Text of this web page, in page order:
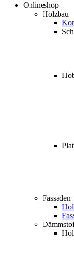
Onlineshop
Holzbau
Fassaden